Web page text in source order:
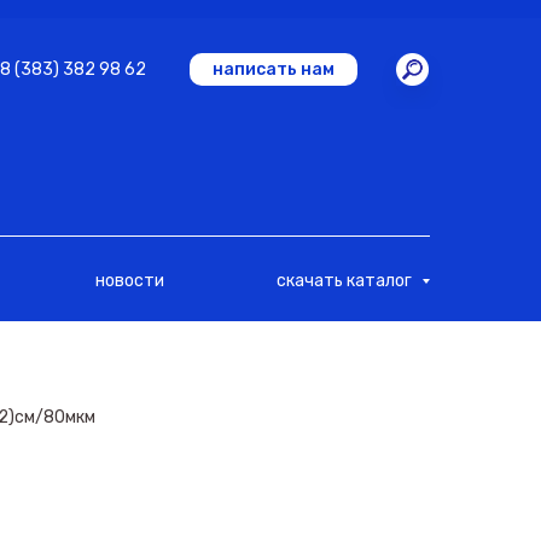
написать нам
8 (383) 382 98 62
новости скачать каталог
80мкм